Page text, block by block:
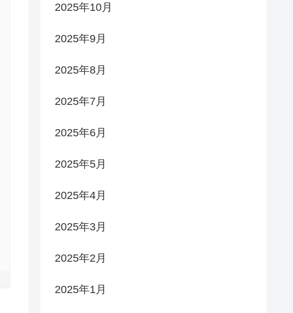
2025年10月
2025年9月
2025年8月
2025年7月
2025年6月
2025年5月
2025年4月
2025年3月
2025年2月
2025年1月